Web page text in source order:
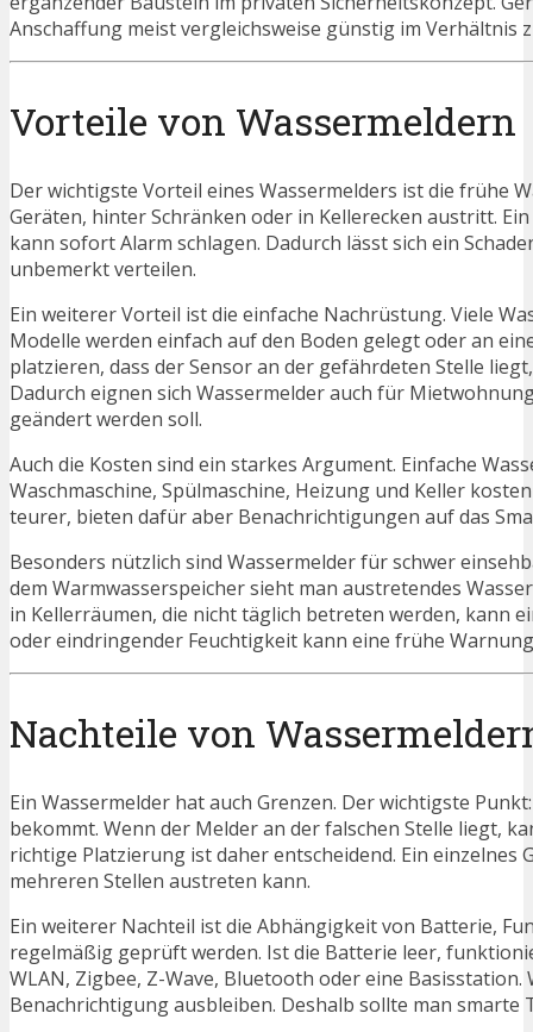
Anschaffung meist vergleichsweise günstig im Verhältnis
Vorteile von Wassermeldern
Der wichtigste Vorteil eines Wassermelders ist die frühe
Geräten, hinter Schränken oder in Kellerecken austritt.
kann sofort Alarm schlagen. Dadurch lässt sich ein
unbemerkt verteilen.
Ein weiterer Vorteil ist die einfache Nachrüstung. Viele
Modelle werden einfach auf den Boden gelegt oder an
platzieren, dass der Sensor an der gefährdeten Stelle
Dadurch eignen sich Wassermelder auch für
geändert werden soll.
Auch die Kosten sind ein starkes Argument. Einfache
Waschmaschine, Spülmaschine, Heizung und Keller
teurer, bieten dafür aber Benachrichtigungen auf das
Besonders nützlich sind Wassermelder für schwer
dem Warmwasserspeicher sieht man austretendes
in Kellerräumen, die nicht täglich betreten werden, kann
oder eindringender Feuchtigkeit kann eine frühe
Nachteile von
Ein Wassermelder hat auch Grenzen. Der wichtigste
bekommt. Wenn der Melder an der falschen Stelle liegt,
richtige Platzierung ist daher entscheidend. Ein
mehreren Stellen austreten kann.
Ein weiterer Nachteil ist die Abhängigkeit von Batterie,
regelmäßig geprüft werden. Ist die Batterie leer,
WLAN, Zigbee, Z-Wave, Bluetooth oder eine
Benachrichtigung ausbleiben. Deshalb sollte man